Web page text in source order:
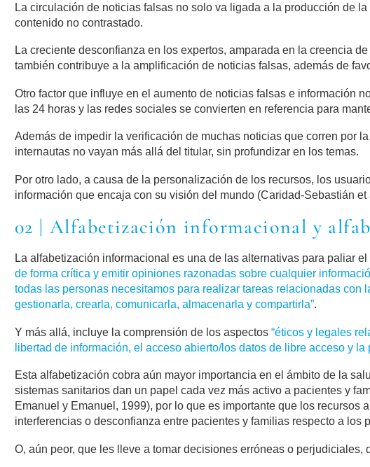
La circulación de noticias falsas no solo va ligada a la producción de
contenido no contrastado.
La creciente desconfianza en los expertos, amparada en la creencia
también contribuye a la amplificación de noticias falsas, además de
Otro factor que influye en el aumento de noticias falsas e información
las 24 horas y las redes sociales se convierten en referencia para
Además de impedir la verificación de muchas noticias que corren por
internautas no vayan más allá del titular, sin profundizar en los temas.
Por otro lado, a causa de la personalización de los recursos, los
información que encaja con su visión del mundo (Caridad-Sebastián
02 | Alfabetización informacional y
La alfabetización informacional es una de las alternativas para paliar
de forma crítica y emitir opiniones razonadas sobre cualquier
todas las personas necesitamos para realizar tareas relacionadas
gestionarla, crearla, comunicarla, almacenarla y compartirla”.
Y más allá, incluye la comprensión de los aspectos “éticos y legales
libertad de información, el acceso abierto/los datos de libre acceso y la
Esta alfabetización cobra aún mayor importancia en el ámbito de la
sistemas sanitarios dan un papel cada vez más activo a pacientes y
Emanuel y Emanuel, 1999), por lo que es importante que los
interferencias o desconfianza entre pacientes y familias respecto a los
O, aún peor, que les lleve a tomar decisiones erróneas o